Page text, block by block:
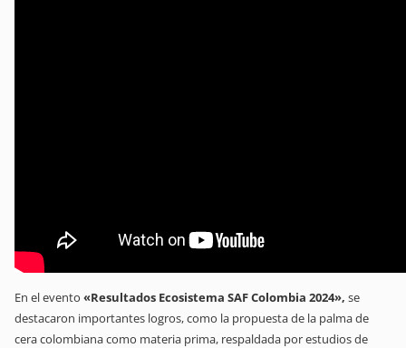
En el evento «Resultados Ecosistema SAF Colombia 2024», se
destacaron importantes logros, como la propuesta de la palma de
cera colombiana como materia prima, respaldada por estudios de